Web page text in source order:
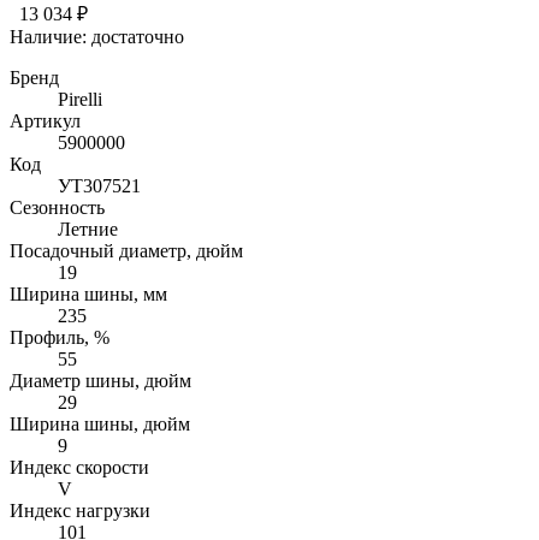
13 034 ₽
Наличие: достаточно
Бренд
Pirelli
Артикул
5900000
Код
УТ307521
Сезонность
Летние
Посадочный диаметр, дюйм
19
Ширина шины, мм
235
Профиль, %
55
Диаметр шины, дюйм
29
Ширина шины, дюйм
9
Индекс скорости
V
Индекс нагрузки
101